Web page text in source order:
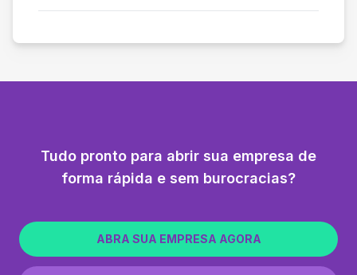
Tudo pronto para abrir sua empresa de
forma rápida e sem burocracias?
ABRA SUA EMPRESA AGORA